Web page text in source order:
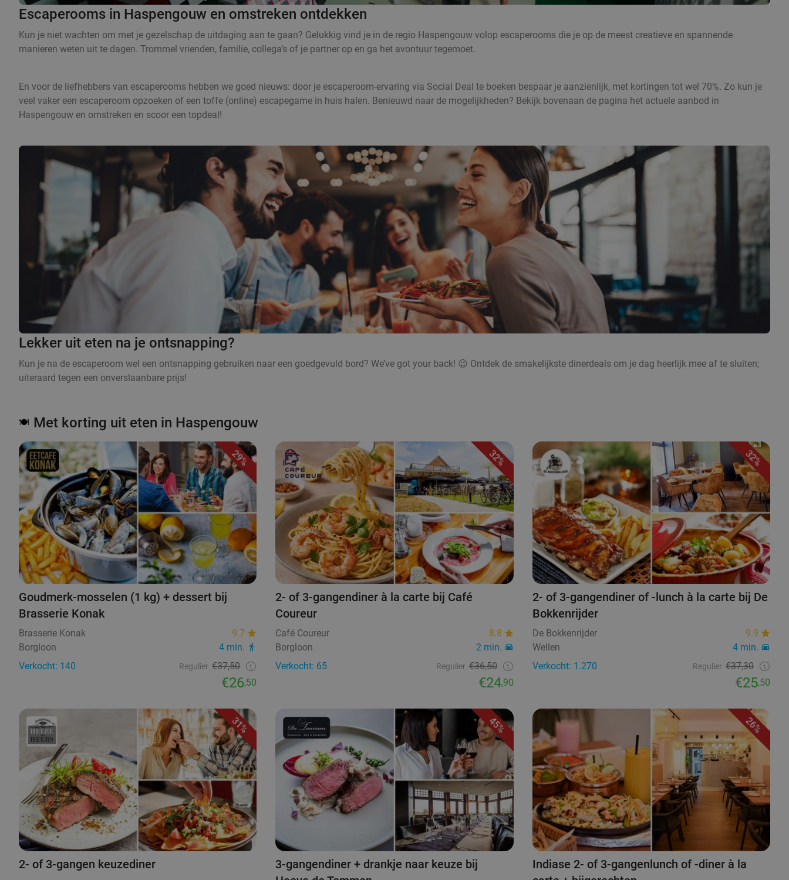
Escaperooms in Haspengouw en omstreken ontdekken
Kun je niet wachten om met je gezelschap de uitdaging aan te gaan? Gelukkig vind je in de regio Haspengouw volop escaperooms die je op de meest creatieve en spannende
manieren weten uit te dagen. Trommel vrienden, familie, collega’s of je partner op en ga het avontuur tegemoet.
En voor de liefhebbers van escaperooms hebben we goed nieuws: door je escaperoom-ervaring via Social Deal te boeken bespaar je aanzienlijk, met kortingen tot wel 70%. Zo kun je
veel vaker een escaperoom opzoeken of een toffe (online) escapegame in huis halen. Benieuwd naar de mogelijkheden? Bekijk bovenaan de pagina het actuele aanbod in
Haspengouw en omstreken en scoor een topdeal!
Lekker uit eten na je ontsnapping?
Kun je na de escaperoom wel een ontsnapping gebruiken naar een goedgevuld bord? We’ve got your back! 😉 Ontdek de smakelijkste dinerdeals om je dag heerlijk mee af te sluiten;
uiteraard tegen een onverslaanbare prijs!
🍽️ Met korting uit eten in Haspengouw
29%
Goudmerk-mosselen (1 kg) + dessert bij
Brasserie Konak
Brasserie Konak
9.7
Borgloon
4 min.
Verkocht: 140
Regulier €37,50
€26,50
32%
2- of 3-gangendiner à la carte bij Café
Coureur
Café Coureur
8.8
Borgloon
2 min.
Verkocht: 65
Regulier €36,50
€24,90
32%
2- of 3-gangendiner of -lunch à la carte bij De
Bokkenrijder
De Bokkenrijder
9.9
Wellen
4 min.
Verkocht: 1.270
Regulier €37,30
€25,50
31%
2- of 3-gangen keuzediner
45%
3-gangendiner + drankje naar keuze bij
26%
Indiase 2- of 3-gangenlunch of -diner à la